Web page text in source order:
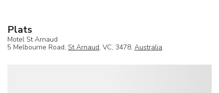
Plats
Motel St Arnaud
5 Melbourne Road, St Arnaud, VC, 3478, Australia